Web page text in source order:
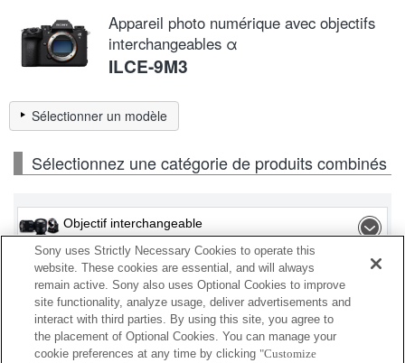
Appareil photo numérique avec objectifs
interchangeables α
ILCE-9M3
Sélectionner un modèle
Sélectionnez une catégorie de produits combinés
Objectif interchangeable
Flash / Lampe
Carte mémoire
Alimentation
Sony uses Strictly Necessary Cookies to operate this
website. These cookies are essential, and will always
remain active. Sony also uses Optional Cookies to improve
site functionality, analyze usage, deliver advertisements and
interact with third parties. By using this site, you agree to
the placement of Optional Cookies. You can manage your
cookie preferences at any time by clicking "Customize